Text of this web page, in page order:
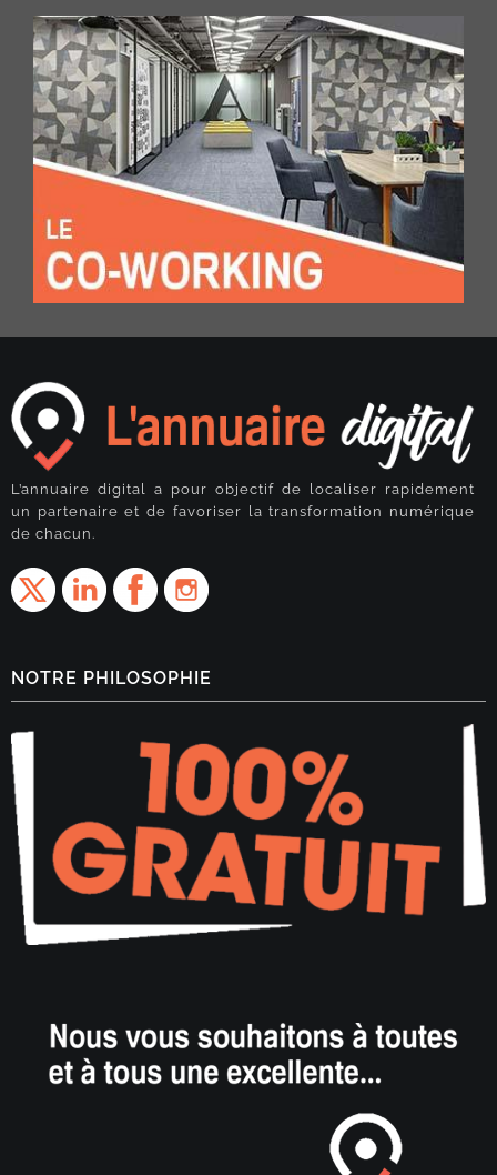
L’annuaire digital a pour objectif de localiser rapidement
un partenaire et de favoriser la transformation numérique
de chacun.
NOTRE PHILOSOPHIE